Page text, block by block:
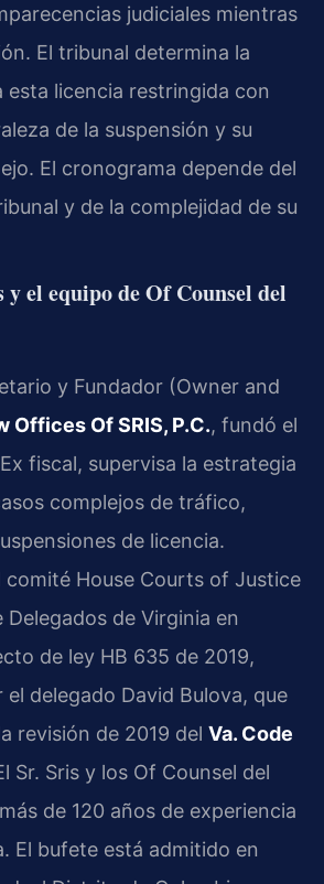
judiciales mientras
El tribunal determina la
esta licencia restringida con
de la suspensión y su
El cronograma depende del
y de la complejidad de su
y el equipo de Of Counsel del
y Fundador (Owner and
Offices Of SRIS, P.C., fundó el
fiscal, supervisa la estrategia
complejos de tráfico,
de licencia.
comité House Courts of Justice
Delegados de Virginia en
de ley HB 635 de 2019,
delegado David Bulova, que
revisión de 2019 del Va. Code
Sr. Sris y los Of Counsel del
de 120 años de experiencia
El bufete está admitido en